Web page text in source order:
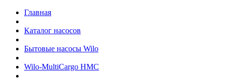
Главная
Каталог насосов
Бытовые насосы Wilo
Wilo-MultiCargo HMC